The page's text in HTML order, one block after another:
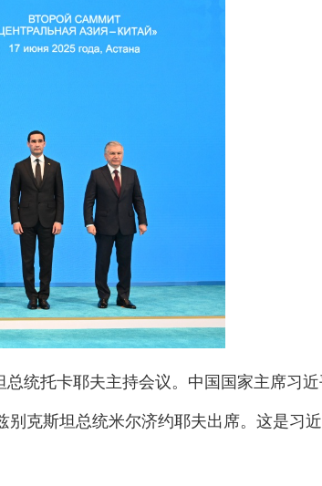
统托卡耶夫主持会议。中国国家主席习
克斯坦总统米尔济约耶夫出席。这是习